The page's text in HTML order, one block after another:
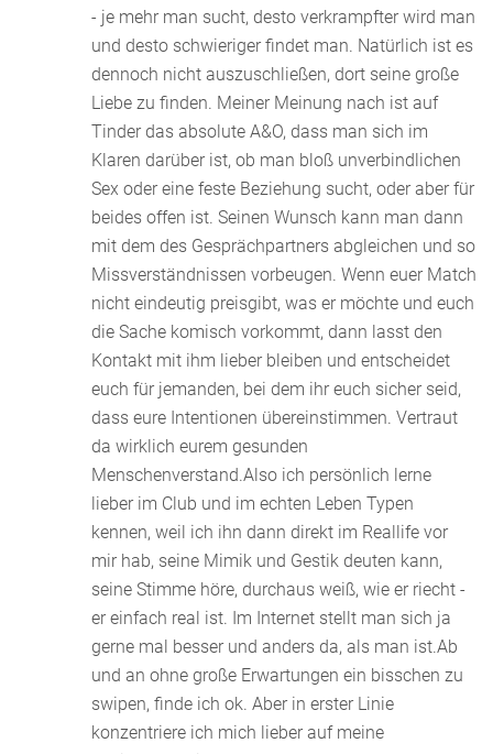
- je mehr man sucht, desto verkrampfter wird man
und desto schwieriger findet man. Natürlich ist es
dennoch nicht auszuschließen, dort seine große
Liebe zu finden. Meiner Meinung nach ist auf
Tinder das absolute A&O, dass man sich im
Klaren darüber ist, ob man bloß unverbindlichen
Sex oder eine feste Beziehung sucht, oder aber für
beides offen ist. Seinen Wunsch kann man dann
mit dem des Gesprächpartners abgleichen und so
Missverständnissen vorbeugen. Wenn euer Match
nicht eindeutig preisgibt, was er möchte und euch
die Sache komisch vorkommt, dann lasst den
Kontakt mit ihm lieber bleiben und entscheidet
euch für jemanden, bei dem ihr euch sicher seid,
dass eure Intentionen übereinstimmen. Vertraut
da wirklich eurem gesunden
Menschenverstand.Also ich persönlich lerne
lieber im Club und im echten Leben Typen
kennen, weil ich ihn dann direkt im Reallife vor
mir hab, seine Mimik und Gestik deuten kann,
seine Stimme höre, durchaus weiß, wie er riecht -
er einfach real ist. Im Internet stellt man sich ja
gerne mal besser und anders da, als man ist.Ab
und an ohne große Erwartungen ein bisschen zu
swipen, finde ich ok. Aber in erster Linie
konzentriere ich mich lieber auf meine